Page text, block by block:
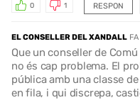
RESPON
0 1
EL CONSELLER DEL XANDALL
Que un conseller de
no és cap problema. El
pública amb una classe
en fila, i qui discrepa,